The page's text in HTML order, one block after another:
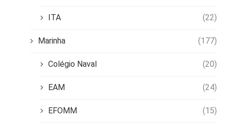
ITA (22)
Marinha (177)
Colégio Naval (20)
EAM (24)
EFOMM (15)